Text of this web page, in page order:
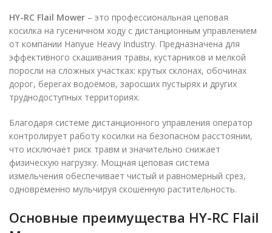
HY-RC Flail Mower – это профессиональная цеповая
косилка на гусеничном ходу с дистанционным управлением
от компании Hanyue Heavy Industry. Предназначена для
эффективного скашивания травы, кустарников и мелкой
поросли на сложных участках: крутых склонах, обочинах
дорог, берегах водоёмов, заросших пустырях и других
труднодоступных территориях.
Благодаря системе дистанционного управления оператор
контролирует работу косилки на безопасном расстоянии,
что исключает риск травм и значительно снижает
физическую нагрузку. Мощная цеповая система
измельчения обеспечивает чистый и равномерный срез,
одновременно мульчируя скошенную растительность.
Основные преимущества HY-RC Flail